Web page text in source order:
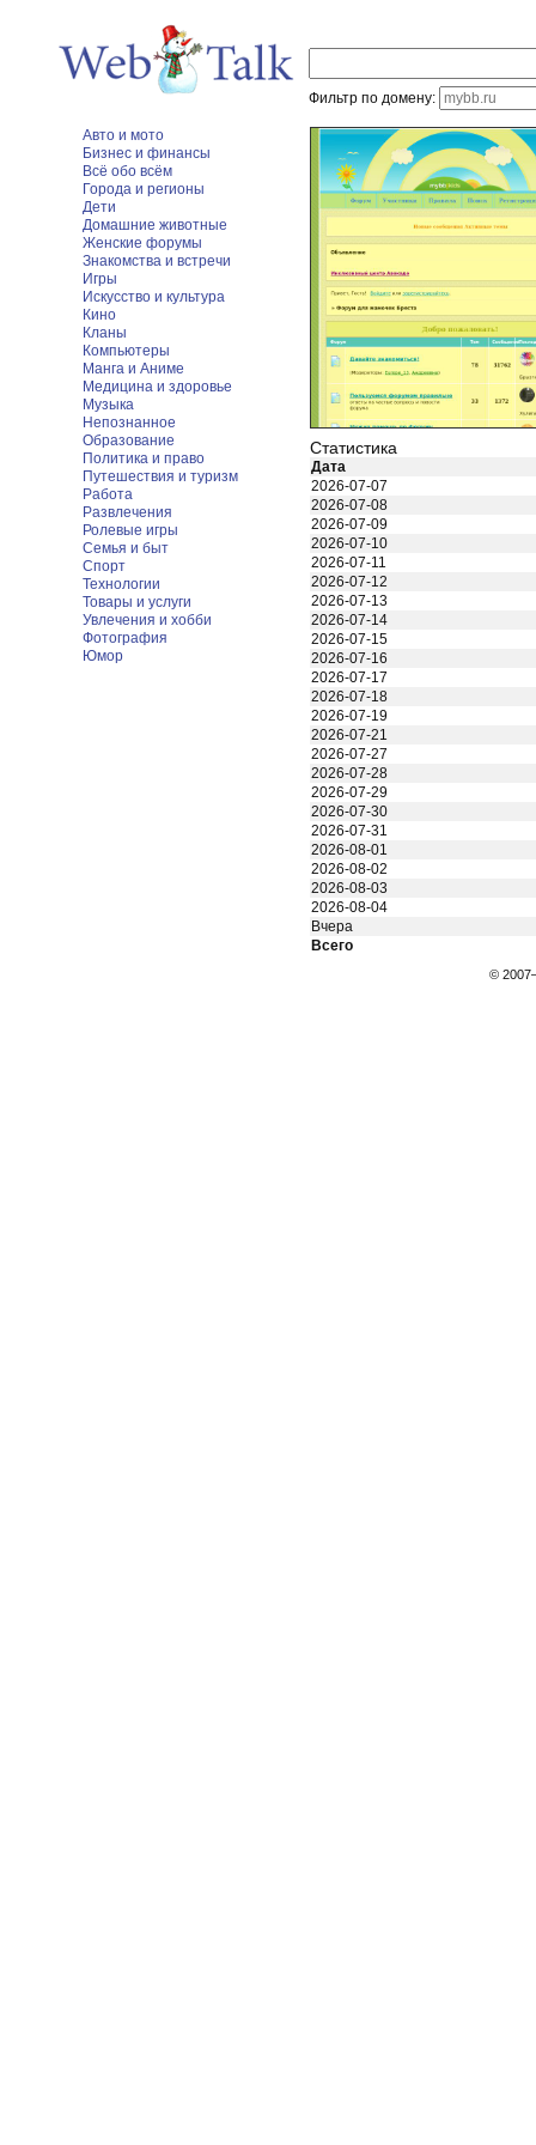
Фильтр по домену:
Авто и мото
Бизнес и финансы
Всё обо всём
Города и регионы
Дети
Домашние животные
Женские форумы
Знакомства и встречи
Игры
Искусство и культура
Кино
Кланы
Компьютеры
Манга и Аниме
Медицина и здоровье
Музыка
Непознанное
Образование
Политика и право
Путешествия и туризм
Работа
Развлечения
Ролевые игры
Семья и быт
Спорт
Технологии
Товары и услуги
Увлечения и хобби
Фотография
Юмор
Статистика
Дата
2026-07-07
2026-07-08
2026-07-09
2026-07-10
2026-07-11
2026-07-12
2026-07-13
2026-07-14
2026-07-15
2026-07-16
2026-07-17
2026-07-18
2026-07-19
2026-07-21
2026-07-27
2026-07-28
2026-07-29
2026-07-30
2026-07-31
2026-08-01
2026-08-02
2026-08-03
2026-08-04
Вчера
Всего
©